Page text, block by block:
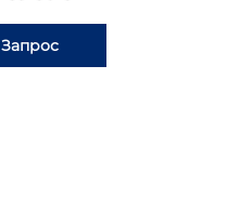
Запрос